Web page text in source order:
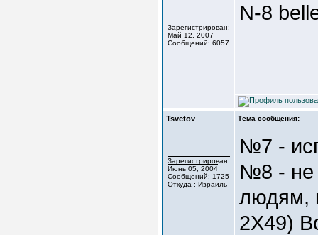
Зарегистрирован:
Май 12, 2007
Сообщений: 6057
N-8
Tsvetov Тема сообщения:
Зарегистрирован:
Июнь 05, 2004
Сообщений: 1725
Откуда : Израиль
№7 -
№8 - не
людям,
2Х49)